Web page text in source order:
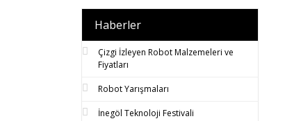
Haberler
Çizgi İzleyen Robot Malzemeleri ve
Fiyatları
Robot Yarışmaları
İnegöl Teknoloji Festivali